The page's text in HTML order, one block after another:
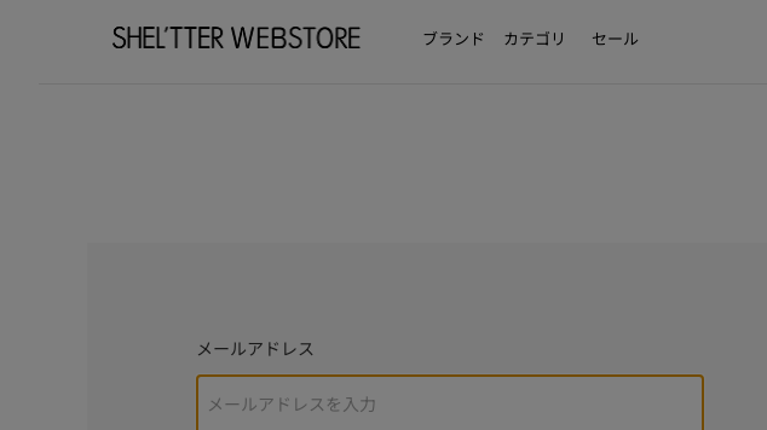
ブランド カテゴリ セール
メールアドレス